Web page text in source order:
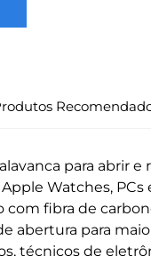
para abrir e
Watches,
fibra de
abertura para
técnicos de